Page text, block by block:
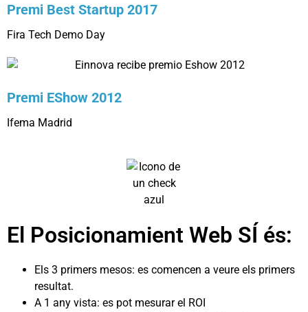
Premi Best Startup 2017
Fira Tech Demo Day
Premi EShow 2012
Ifema Madrid
El Posicionamient Web SÍ és:
Els 3 primers mesos: es comencen a veure els primers
resultat.
A 1 any vista: es pot mesurar el ROI